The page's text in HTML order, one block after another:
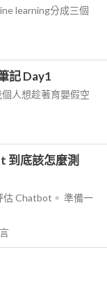
learning分成三個
記 Day1
人想趁著育嬰假空
到底該怎麼測
估 Chatbot。 準備一